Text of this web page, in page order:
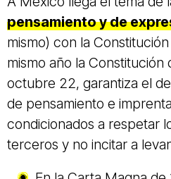
pensamiento y de
mismo) con la
mismo año la Constitución
octubre 22, garantiza el
de pensamiento e
condicionados a respetar
terceros y no incitar a